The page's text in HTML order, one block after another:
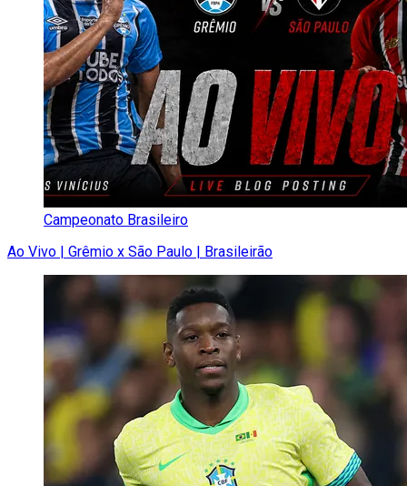
Campeonato Brasileiro
Ao Vivo | Grêmio x São Paulo | Brasileirão